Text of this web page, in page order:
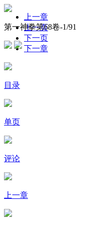
第一神拳第68卷-1/91
上一章
上一页
下一页
下一章
目录
单页
评论
上一章